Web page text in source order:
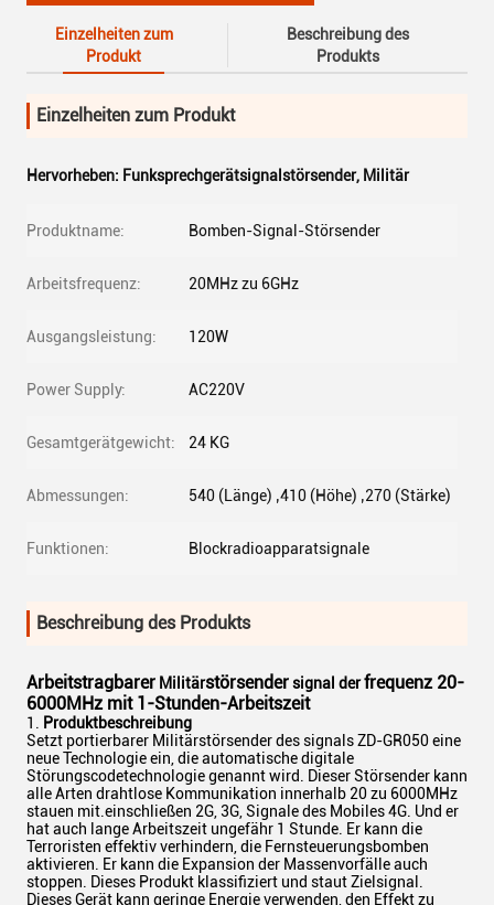
Einzelheiten zum
Produkt
Beschreibung des
Produkts
Einzelheiten zum Produkt
Hervorheben: Funksprechgerätsignalstörsender, Militär
Produktname: Bomben-Signal-Störsender
Arbeitsfrequenz: 20MHz zu 6GHz
Ausgangsleistung: 120W
Power Supply: AC220V
Gesamtgerätgewicht: 24 KG
Abmessungen: 540 (Länge) ‚410 (Höhe) ‚270 (Stärke)
Funktionen: Blockradioapparatsignale
Beschreibung des Produkts
Arbeitstragbarer Militärstörsendersignal derfrequenz 20-
6000MHz mit 1-Stunden-Arbeitszeit
Produktbeschreibung
Setzt portierbarer Militärstörsender des signals ZD-GR050 eine
neue Technologie ein, die automatische digitale
Störungscodetechnologie genannt wird. Dieser Störsender kann
alle Arten drahtlose Kommunikation innerhalb 20 zu 6000MHz
stauen mit.einschließen 2G, 3G, Signale des Mobiles 4G. Und er
hat auch lange Arbeitszeit ungefähr 1 Stunde. Er kann die
Terroristen effektiv verhindern, die Fernsteuerungsbomben
aktivieren. Er kann die Expansion der Massenvorfälle auch
stoppen. Dieses Produkt klassifiziert und staut Zielsignal.
Dieses Gerät kann geringe Energie verwenden, den Effekt zu